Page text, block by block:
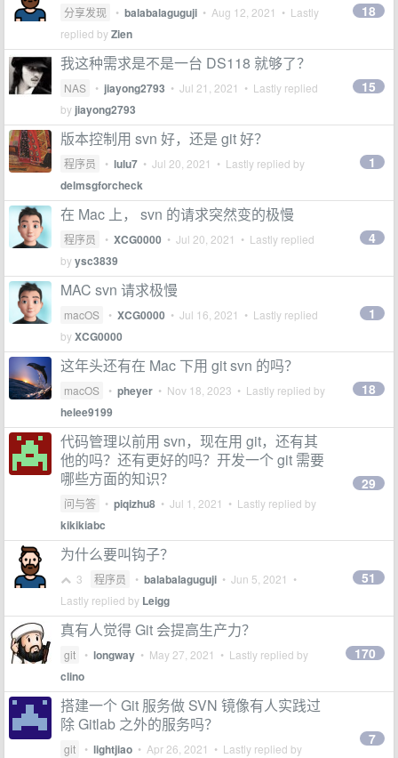
分享发现 • balabalaguguji • Aug 12, 2021 • Lastly
replied byZien
18
我这种需求是不是一台 DS118 就够了？
NAS • jiayong2793 • Jul 21, 2021 • Lastly replied
by jiayong2793
15
版本控制用 svn 好，还是 git 好？
程序员 • lulu7 • Jul 20, 2021 • Lastly replied by
delmsgforcheck
1
在 Mac 上， svn 的请求突然变的极慢
程序员 • XCG0000 • Jul 20, 2021 • Lastly replied
byysc3839
4
MAC svn 请求极慢
macOS • XCG0000 • Jul 16, 2021 • Lastly replied
byXCG0000
1
这年头还有在 Mac 下用 git svn 的吗？
macOS • pheyer • Nov 18, 2023 • Lastly replied by
helee9199
18
代码管理以前用 svn，现在用 git，还有其
他的吗？还有更好的吗？开发一个 git 需要
哪些方面的知识？
问与答 • piqizhu8 • Jul 1, 2021 • Lastly replied by
kikikiabc
29
为什么要叫钩子？
3 程序员 • balabalaguguji • Jun 5, 2021 •
Lastly replied by Leigg
51
真有人觉得 Git 会提高生产力？
git • longway • May 27, 2021 • Lastly replied by
clino
170
搭建一个 Git 服务做 SVN 镜像有人实践过
除 Gitlab 之外的服务吗？
git • lightjiao • Apr 26, 2021 • Lastly replied by
7